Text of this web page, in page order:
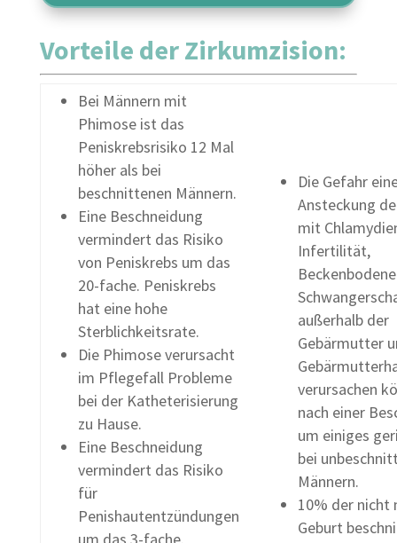
Vorteile der Zirkumzision:
Bei Männern mit
Phimose ist das
Peniskrebsrisiko 12 Mal
höher als bei
beschnittenen Männern.
Eine Beschneidung
vermindert das Risiko
von Peniskrebs um das
20-fache. Peniskrebs
hat eine hohe
Sterblichkeitsrate.
Die Phimose verursacht
im Pflegefall Probleme
bei der Katheterisierung
zu Hause.
Eine Beschneidung
vermindert das Risiko
für
Penishautentzündungen
Die Gefahr
Ansteckung
mit
Infertilität,
außerhalb der
Gebärmutter
verursachen
nach einer
um einiges
bei
Männern.
10% der nicht
Geburt